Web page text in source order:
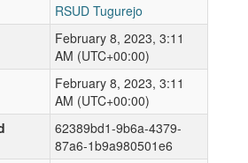
RSUD Tugurejo
February 8, 2023, 3:11
AM (UTC+00:00)
February 8, 2023, 3:11
AM (UTC+00:00)
62389bd1-9b6a-4379-
87a6-1b9a980501e6